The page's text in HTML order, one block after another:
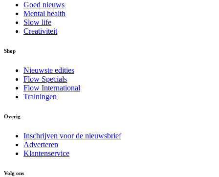
Goed nieuws
Mental health
Slow life
Creativiteit
Shop
Nieuwste edities
Flow Specials
Flow International
Trainingen
Overig
Inschrijven voor de nieuwsbrief
Adverteren
Klantenservice
Volg ons